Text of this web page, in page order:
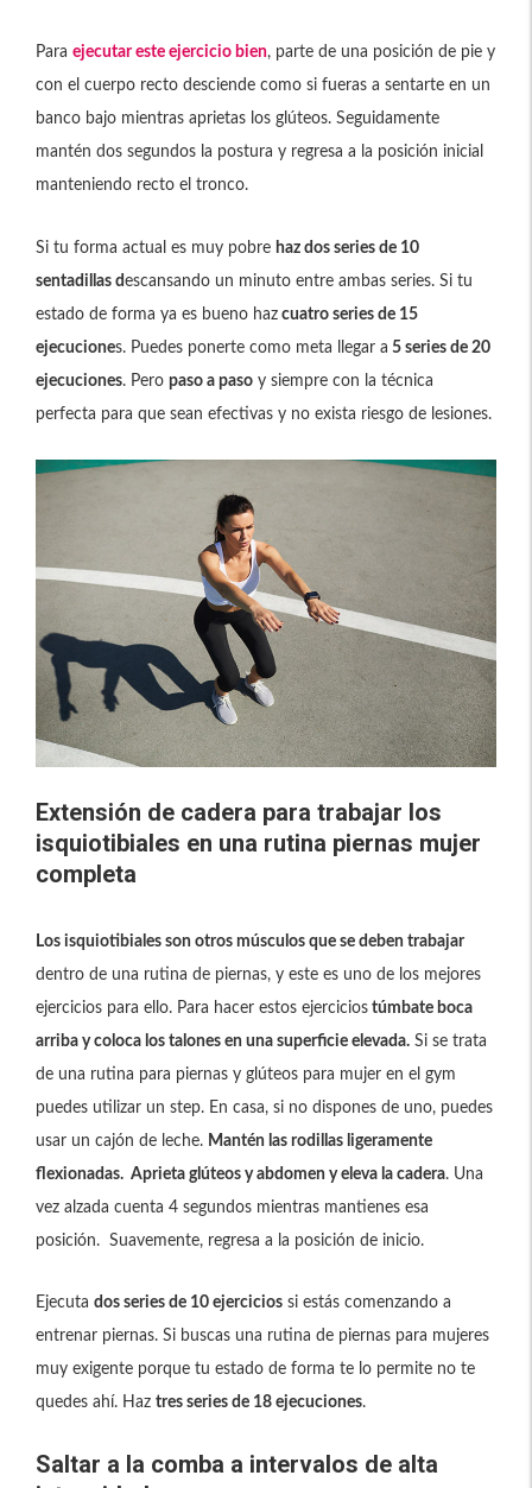
Para ejecutar este ejercicio bien, parte de una posición de pie y
con el cuerpo recto desciende como si fueras a sentarte en un
banco bajo mientras aprietas los glúteos. Seguidamente
mantén dos segundos la postura y regresa a la posición inicial
manteniendo recto el tronco.
Si tu forma actual es muy pobre haz dos series de 10
sentadillas descansando un minuto entre ambas series. Si tu
estado de forma ya es bueno haz cuatro series de 15
ejecuciones. Puedes ponerte como meta llegar a 5 series de 20
ejecuciones. Pero paso a paso y siempre con la técnica
perfecta para que sean efectivas y no exista riesgo de lesiones.
Extensión de cadera para trabajar los
isquiotibiales en una rutina piernas mujer
completa
Los isquiotibiales son otros músculos que se deben trabajar
dentro de una rutina de piernas, y este es uno de los mejores
ejercicios para ello. Para hacer estos ejercicios túmbate boca
arriba y coloca los talones en una superficie elevada. Si se trata
de una rutina para piernas y glúteos para mujer en el gym
puedes utilizar un step. En casa, si no dispones de uno, puedes
usar un cajón de leche. Mantén las rodillas ligeramente
flexionadas. Aprieta glúteos y abdomen y eleva la cadera. Una
vez alzada cuenta 4 segundos mientras mantienes esa
posición. Suavemente, regresa a la posición de inicio.
Ejecuta dos series de 10 ejercicios si estás comenzando a
entrenar piernas. Si buscas una rutina de piernas para mujeres
muy exigente porque tu estado de forma te lo permite no te
quedes ahí. Haz tres series de 18 ejecuciones.
Saltar a la comba a intervalos de alta